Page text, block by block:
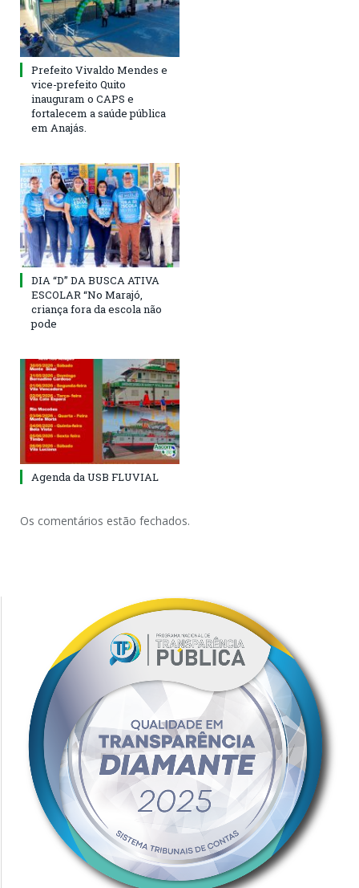
Prefeito Vivaldo Mendes e
vice-prefeito Quito
inauguram o CAPS e
fortalecem a saúde pública
em Anajás.
DIA “D” DA BUSCA ATIVA
ESCOLAR “No Marajó,
criança fora da escola não
pode
Agenda da USB FLUVIAL
Os comentários estão fechados.